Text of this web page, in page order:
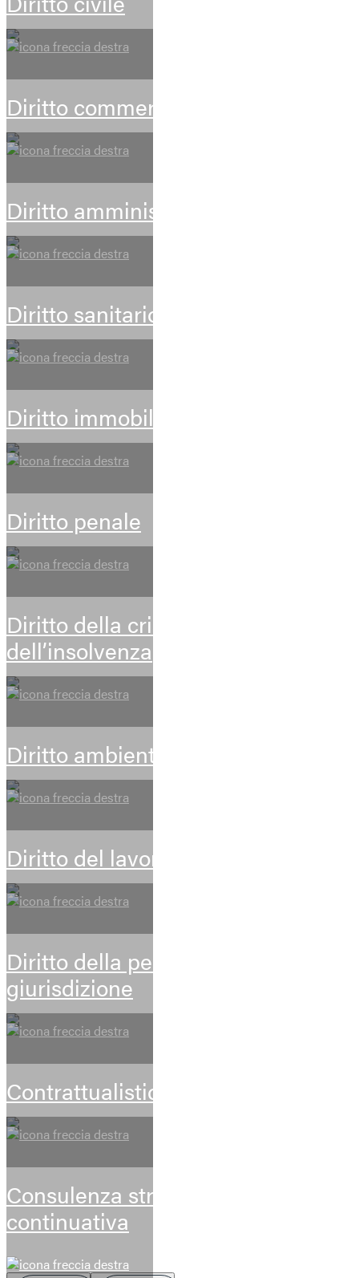
Diritto commerciale e societario
Diritto amministrativo
Diritto sanitario
Diritto immobiliare
Diritto penale
Diritto della crisi d’impresa e
dell’insolvenza
Diritto ambientale
Diritto del lavoro
Diritto della persona e volontaria
giurisdizione
Contrattualistica
Consulenza stragiudiziale
continuativa